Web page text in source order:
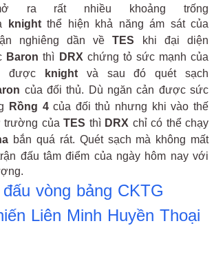
ra rất nhiều khoảng trống
knight thể hiện khả năng ám sát của
nghiêng dần vềTES khi đại diện
Baron thì DRX chứng tỏ sức mạnh của
được
knight và sau đó quét sạch
của đối thủ. Dù ngăn cản được sức
Rồng 4của đối thủ nhưng khi vào thế
trường của TES thì DRX chỉ có thể chạy
bắn quá rát. Quét sạch mà không mất
đấu tâm điểm của ngày hôm nay với
vòng bảng CKTG
Liên Minh Huyền Thoại